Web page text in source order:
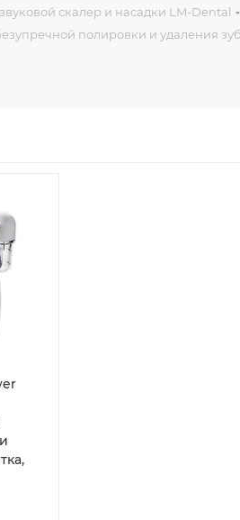
скалер и насадки LM-Dental
полировки и удаления